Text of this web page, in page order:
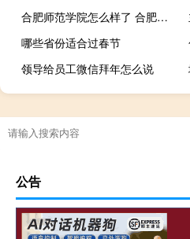
合肥师范学院怎么样了 合肥师范学院怎么样
哪些省份适合过春节
领导给员工微信拜年怎么说
托福口语评分标准
公告